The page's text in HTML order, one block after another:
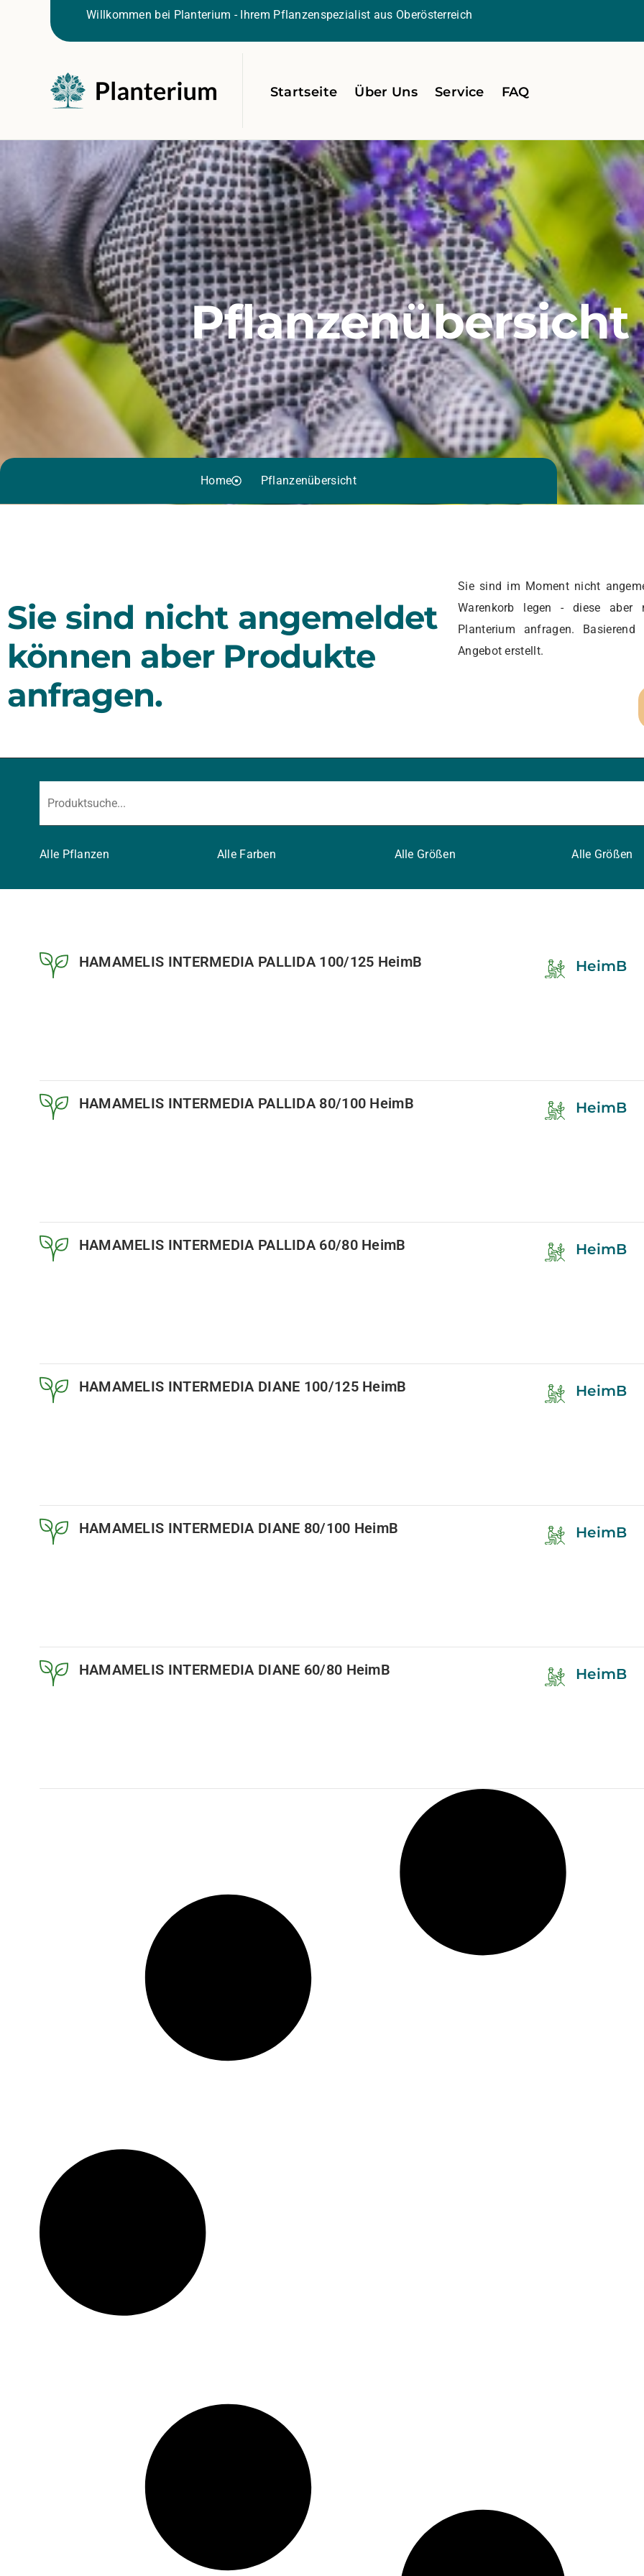
Willkommen bei Planterium - Ihrem Pflanzenspezialist aus Oberösterreich
Startseite Über Uns Service FAQ
Pflanzenübersicht
Home Pflanzenübersicht
Sie sind nicht angemeldet
können aber Produkte
anfragen.
Sie sind im Moment nicht
Warenkorb legen - diese aber
Planterium anfragen.
Angebot erstellt.
Alle Pflanzen Alle Farben Alle Größen Alle Größen
HAMAMELIS INTERMEDIA PALLIDA 100/125 HeimB HeimB
HAMAMELIS INTERMEDIA PALLIDA 80/100 HeimB HeimB
HAMAMELIS INTERMEDIA PALLIDA 60/80 HeimB HeimB
HAMAMELIS INTERMEDIA DIANE 100/125 HeimB HeimB
HAMAMELIS INTERMEDIA DIANE 80/100 HeimB HeimB
HAMAMELIS INTERMEDIA DIANE 60/80 HeimB HeimB